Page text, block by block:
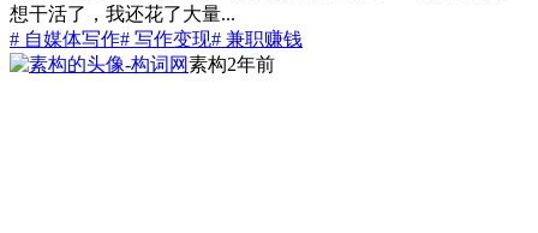
想干活了，我还花了大量...
# 自媒体写作# 写作变现# 兼职赚钱
素构2年前